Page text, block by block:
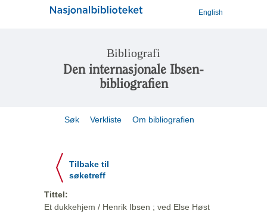
English
Bibliografi
Den internasjonale Ibsen-
bibliografien
Søk Verkliste Om bibliografien
Tilbake til
søketreff
Tittel:
Et dukkehjem / Henrik Ibsen ; ved Else Høst